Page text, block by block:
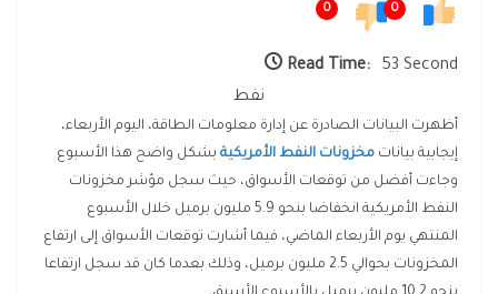
0
0
Read Time:
53 Second
نفط
أظهرت البيانات الصادرة عن إدارة معلومات الطاقة، اليوم الأربعاء،
إيجابية بيانات مخزونات النفط الأمريكية بشكل واضح هذا الأسبوع
وجاءت أفضل من توقعات الأسواق، حيث سجل مؤشر مخزونات
النفط الأمريكية انخفاضا بنحو 5.9 مليون برميل خلال الأسبوع
المنتهي يوم الأربعاء الماضي، فيما أشارت توقعات الأسواق إلى ارتفاع
المخزونات بحوالي 2.5 مليون برميل، وذلك بعدما كان قد سجل ارتفاعا